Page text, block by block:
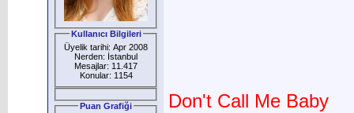
Kullanıcı Bilgileri
Üyelik tarihi: Apr 2008
Nerden: İstanbul
Mesajlar: 11.417
Konular: 1154
Puan Grafiği
Don't Call Me Baby